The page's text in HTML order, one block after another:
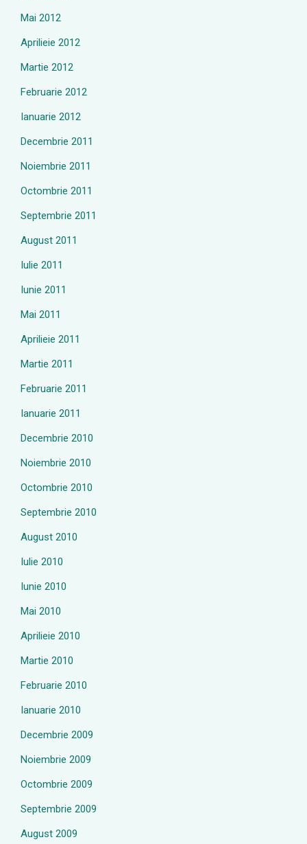
Mai 2012
Aprilieie 2012
Martie 2012
Februarie 2012
Ianuarie 2012
Decembrie 2011
Noiembrie 2011
Octombrie 2011
Septembrie 2011
August 2011
Iulie 2011
Iunie 2011
Mai 2011
Aprilieie 2011
Martie 2011
Februarie 2011
Ianuarie 2011
Decembrie 2010
Noiembrie 2010
Octombrie 2010
Septembrie 2010
August 2010
Iulie 2010
Iunie 2010
Mai 2010
Aprilieie 2010
Martie 2010
Februarie 2010
Ianuarie 2010
Decembrie 2009
Noiembrie 2009
Octombrie 2009
Septembrie 2009
August 2009